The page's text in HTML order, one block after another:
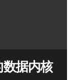
据内核